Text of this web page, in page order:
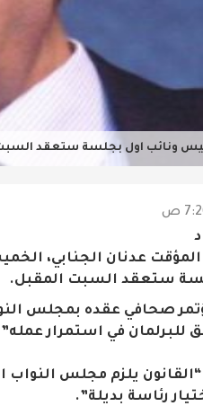
رئيس ونائب اول بجلسة ستعقد
المؤقت عدنان الجنابي،
ستعقد السبت المقبل.
للبرلمان في استمرار
يلزم مجلس
رئاسة بديلة”.